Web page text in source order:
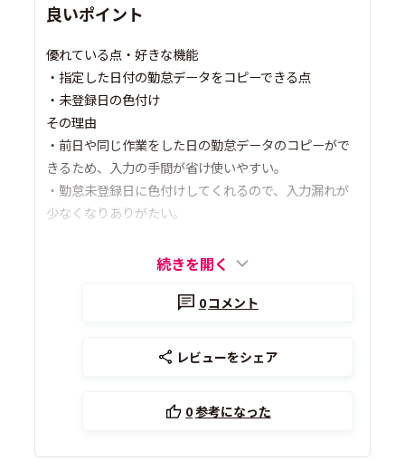
良いポイント
優れている点・好きな機能
・指定した日付の勤怠データをコピーできる点
・未登録日の色付け
その理由
・前日や同じ作業をした日の勤怠データのコピーがで
きるため、入力の手間が省け使いやすい。
・勤怠未登録日に色付けしてくれるので、入力漏れが
少なくなりありがたい。
続きを開く
0コメント
レビューをシェア
0参考になった